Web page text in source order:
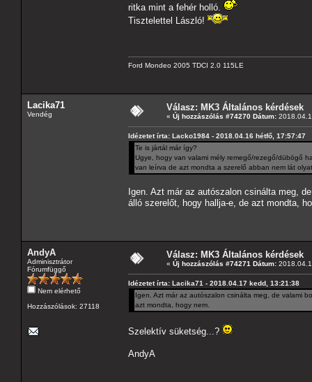
ritka mint a fehér holló.
Tisztelettel László!
Ford Mondeo 2005 TDCI 2.0 115LE
Lacika71
Vendég
Válasz: MK3 Általános kérdések
« Új hozzászólás #74270 Dátum:
Idézetet írta: Lacko1984 - 2018.04.16 hétfő, 17:57:47
Te is jártál már így?
Ugye, hogy van valami mély remegő/rezegő/dübögő
van leírva de azt mondta a szerelő abban nem lát
Igen. Azt már az autószalon csinálta meg,
álló szerelőt, hogy hallja-e, de azt mondta,
AndyA
Adminisztrátor
Fórumfüggő
Nem elérhető
Hozzászólások: 27118
Válasz: MK3 Általános kérdések
« Új hozzászólás #74271 Dátum:
Idézetet írta: Lacika71 - 2018.04.17 kedd, 13:21:38
Igen. Azt már az autószalon csinálta meg, de valami
azt mondta, hogy nem.
Szelektív süketség...?
AndyA